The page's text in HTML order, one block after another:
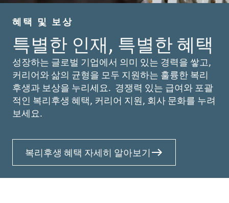
혜택 및 보상
특별한 인재, 특별한 혜택
성장하는 글로벌 기업에서 의미 있는 경력을 쌓고,
커리어와 삶의 균형을 모두 지원하는 훌륭한 복리
후생과 보상을 누리세요. 경쟁력 있는 급여와 포괄
적인 복리후생 혜택, 커리어 지원, 회사 문화를 누려
보세요.
복리후생 혜택 자세히 알아보기